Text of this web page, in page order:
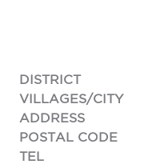
DISTRICT
VILLAGES/CITY
ADDRESS
POSTAL CODE
TEL